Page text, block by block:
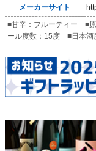
メーカーサイト
■甘辛：フルーティー ■
ール度数：15度 ■日本